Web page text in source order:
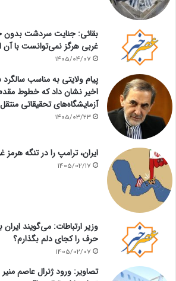
بقائی: جنایت سردشت بدون
غربی هرگز نمی‌توانست با آن
1405/04/07
پیام ولایتی به مناسب
اخیر نشان داد که خطوط
آزمایشگاه‌های تحقیقاتی
1405/03/23
ایران، ترامپ را در تنگه هرمز
1405/02/17
وزیر ارتباطات: می‌گویند ایران
حرف را کجای دلم بگذارم؟
1405/02/07
تصاویر: ورود ژنرال عاصم